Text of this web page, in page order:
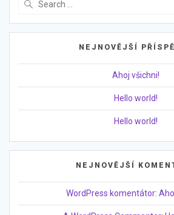
NEJNOVĚJŠÍ
Ahoj všichni!
Hello world!
Hello world!
NEJNOVĚJŠÍ
WordPress komentátor: